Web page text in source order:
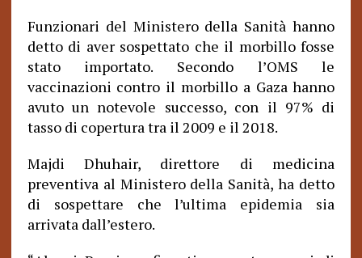
Funzionari del Ministero della Sanità hanno
detto di aver sospettato che il morbillo fosse
stato importato. Secondo l’OMS le
vaccinazioni contro il morbillo a Gaza hanno
avuto un notevole successo, con il 97% di
tasso di copertura tra il 2009 e il 2018.
Majdi Dhuhair, direttore di medicina
preventiva al Ministero della Sanità, ha detto
di sospettare che l’ultima epidemia sia
arrivata dall’estero.